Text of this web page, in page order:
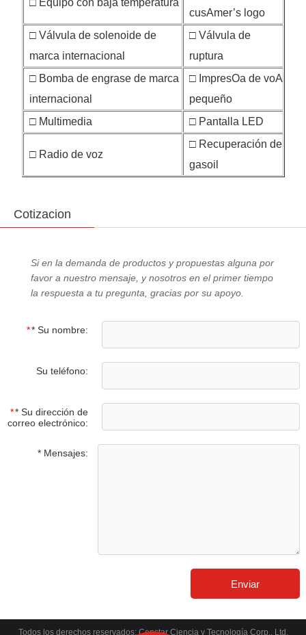
□ Equipo con baja temperatura
cusAmer’s logo
□ Válvula de solenoide de
marca internacional
□ Válvula de
ruptura
□ Bomba de engrase de marca
internacional
□ ImpresOa de voA
pequeño
□ Multimedia
□ Pantalla LED
□ Radio de voz
□ Recuperación de
gasoil
Cotizacion
Si en la demanda de productos y propuestas alguna por
favor a nuestro mensaje, y nosotros en el primer tiempo
la respuesta a tu pregunta, gracias por su apoyo.
** Su nombre:
Su teléfono:
** Su dirección de
correo electrónico:
* Mensajes:
Todos los derechos reservados: Censtar Ciencia y Tecnología Corp., Ltd.